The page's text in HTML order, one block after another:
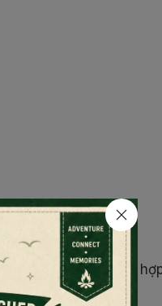
Bond kết